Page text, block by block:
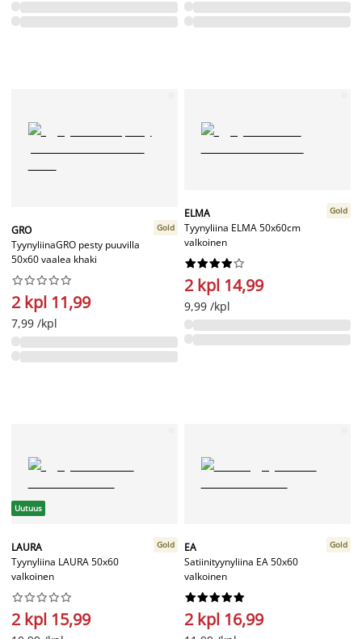
GRO
TyynyliinaGRO pesty puuvilla
50x60 vaalea khaki
Gold






2 kpl 11,99
7,99 /kpl
ELMA
Tyynyliina ELMA 50x60cm
valkoinen
Gold






2 kpl 14,99
9,99 /kpl
Uutuus
LAURA
Tyynyliina LAURA 50x60
valkoinen
Gold






2 kpl 15,99
EA
Satiinityynyliina EA 50x60
valkoinen
Gold






2 kpl 16,99